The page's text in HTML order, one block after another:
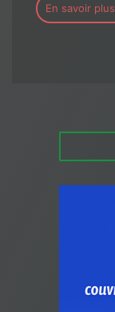
En savoir plus